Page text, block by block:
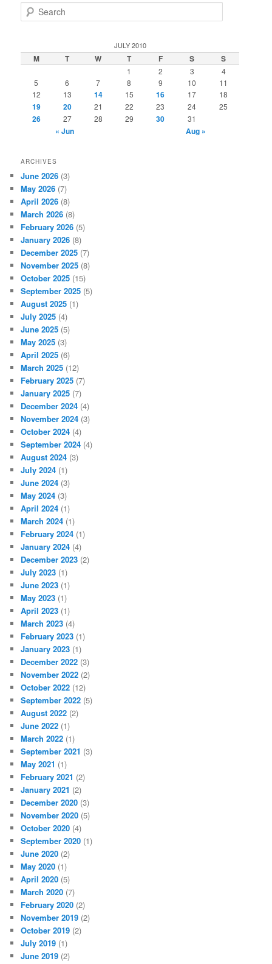
e
c
h
JULY 2010
M T W T F S S
1 2 3
4
5
6 7 8 9 10
11
12
13 14 15 16 17 18
19 20 21 22 23 24 25
26 27 28 29 30 31
« Jun Aug »
ARCHIVES
June 2026 (3)
May 2026 (7)
April 2026 (8)
March 2026 (8)
February 2026 (5)
January 2026 (8)
December 2025 (7)
November 2025 (8)
October 2025 (15)
September 2025 (5)
August 2025 (1)
July 2025 (4)
June 2025 (5)
May 2025 (3)
April 2025 (6)
March 2025 (12)
February 2025 (7)
January 2025 (7)
December 2024 (4)
November 2024 (3)
October 2024 (4)
September 2024 (4)
August 2024 (3)
July 2024 (1)
June 2024 (3)
May 2024 (3)
April 2024 (1)
March 2024 (1)
February 2024 (1)
January 2024 (4)
December 2023 (2)
July 2023 (1)
June 2023 (1)
May 2023 (1)
April 2023 (1)
March 2023 (4)
February 2023 (1)
January 2023 (1)
December 2022 (3)
November 2022 (2)
October 2022 (12)
September 2022 (5)
August 2022 (2)
June 2022 (1)
March 2022 (1)
September 2021 (3)
May 2021 (1)
February 2021 (2)
January 2021 (2)
December 2020 (3)
November 2020 (5)
October 2020 (4)
September 2020 (1)
June 2020 (2)
May 2020 (1)
April 2020 (5)
March 2020 (7)
February 2020 (2)
November 2019 (2)
October 2019 (2)
July 2019 (1)
June 2019 (2)